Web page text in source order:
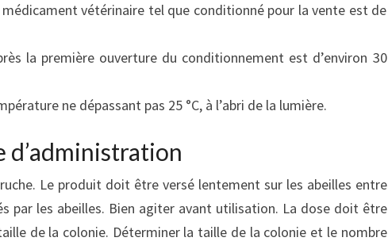
vétérinaire tel que conditionné pour la vente est de
la première ouverture du conditionnement est d’environ 30
ne dépassant pas 25 °C, à l’abri de la lumière.
d’administration
Le produit doit être versé lentement sur les abeilles entre
par les abeilles. Bien agiter avant utilisation. La dose doit être
de la colonie. Déterminer la taille de la colonie et le nombre